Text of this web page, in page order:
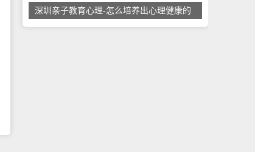
深圳亲子教育心理-怎么培养出心理健康的